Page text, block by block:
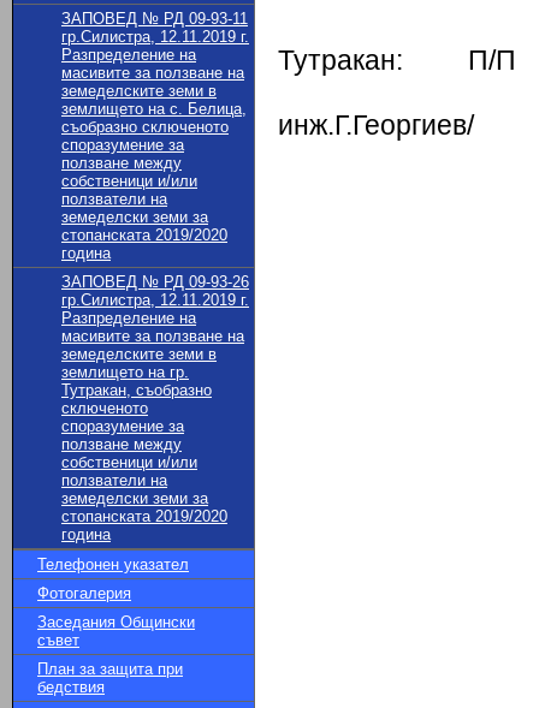
ЗАПОВЕД № РД 09-93-11
гр.Силистра, 12.11.2019 г.
Разпределение на
масивите за ползване на
земеделските земи в
землището на с. Белица,
съобразно сключеното
споразумение за
ползване между
собственици и/или
ползватели на
земеделски земи за
стопанската 2019/2020
година
ЗАПОВЕД № РД 09-93-26
гр.Силистра, 12.11.2019 г.
Разпределение на
масивите за ползване на
земеделските земи в
землището на гр.
Тутракан, съобразно
сключеното
споразумение за
ползване между
собственици и/или
ползватели на
земеделски земи за
стопанската 2019/2020
година
Телефонен указател
Фотогалерия
Заседания Общински
съвет
План за защита при
бедствия
Тутракан: П/П
инж.Г.Георгиев/